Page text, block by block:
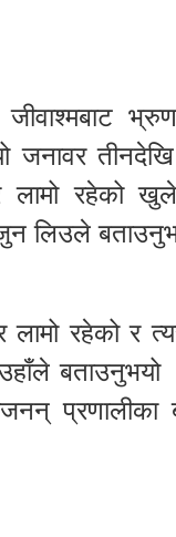
रहेको
लिउले
रहेको र
प्रणालीका